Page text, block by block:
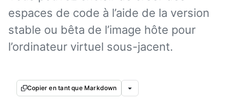
espaces de code à l’aide de la version
stable ou bêta de l’image hôte pour
l’ordinateur virtuel sous-jacent.
Copier en tant que Markdown